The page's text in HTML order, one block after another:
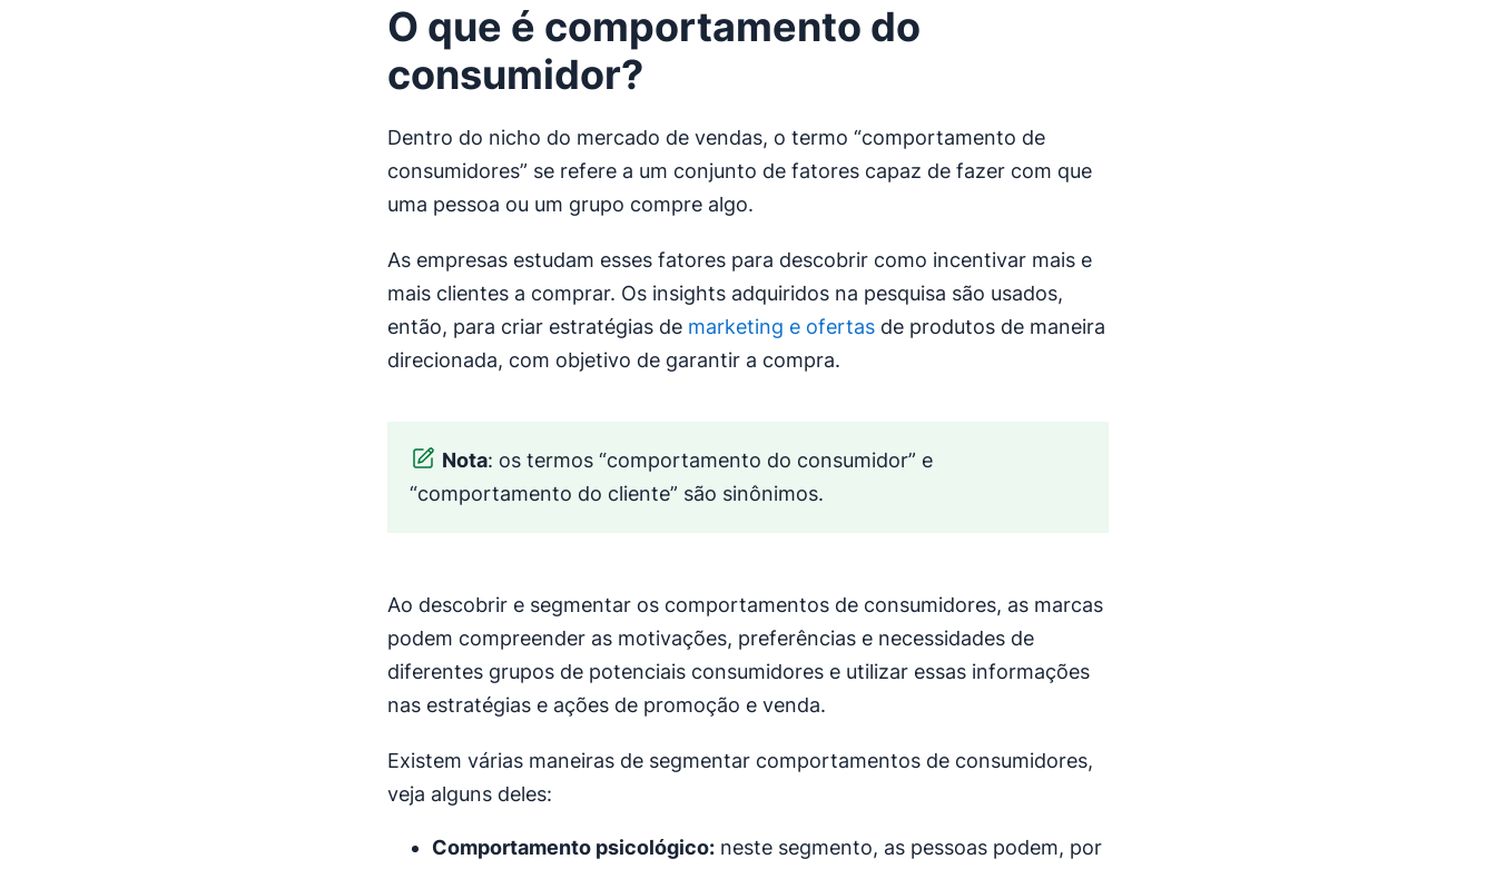
O que é comportamento do
consumidor?
Dentro do nicho do mercado de vendas, o termo “comportamento de
consumidores” se refere a um conjunto de fatores capaz de fazer com que
uma pessoa ou um grupo compre algo.
As empresas estudam esses fatores para descobrir como incentivar mais e
mais clientes a comprar. Os insights adquiridos na pesquisa são usados,
então, para criar estratégias de marketing e ofertas de produtos de maneira
direcionada, com objetivo de garantir a compra.
Nota: os termos “comportamento do consumidor” e
“comportamento do cliente” são sinônimos.
Ao descobrir e segmentar os comportamentos de consumidores, as marcas
podem compreender as motivações, preferências e necessidades de
diferentes grupos de potenciais consumidores e utilizar essas informações
nas estratégias e ações de promoção e venda.
Existem várias maneiras de segmentar comportamentos de consumidores,
veja alguns deles:
Comportamento psicológico: neste segmento, as pessoas podem, por